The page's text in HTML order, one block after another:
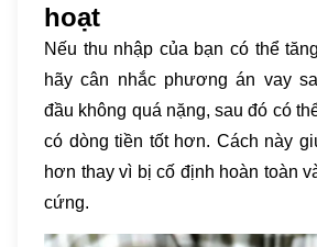
hoạt
Nếu thu nhập của bạn có thể
hãy cân nhắc phương án vay
đầu không quá nặng, sau đó có
có dòng tiền tốt hơn. Cách này
hơn thay vì bị cố định hoàn toàn
cứng.